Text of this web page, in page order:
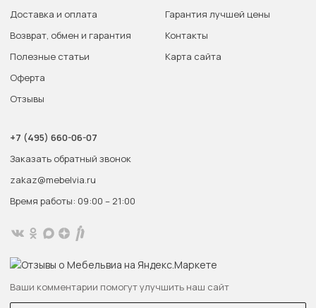
Доставка и оплата
Возврат, обмен и гарантия
Полезные статьи
Оферта
Отзывы
Гарантия лучшей цены
Контакты
Карта сайта
+7 (495) 660-06-07
Заказать обратный звонок
zakaz@mebelvia.ru
Время работы: 09:00 – 21:00
Ваши комментарии помогут улучшить наш сайт